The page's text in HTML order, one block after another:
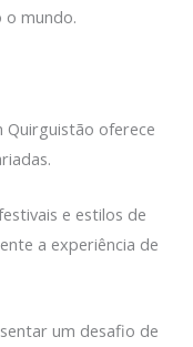
mundo.
Quirguistão oferece
e estilos de
a experiência de
um desafio de